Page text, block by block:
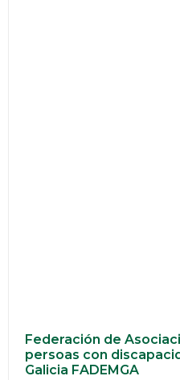
Federación de
persoas con
Galicia FADEMGA